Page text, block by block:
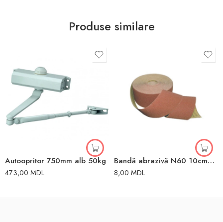
Produse similare
Autoopritor 750mm alb 50kg
473,00 MDL
Bandă abrazivă N60 10cm*50m
8,00 MDL